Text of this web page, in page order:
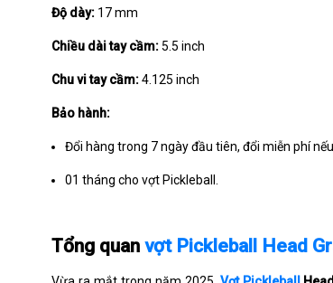
Độ dày: 17 mm
Chiều dài tay cầm:5.5 inch
Chu vi tay cầm:4.125 inch
Bảo hành:
Đổi hàng trong 7 ngày đầu tiên, đổi miễn phí
01 tháng cho vợt Pickleball.
Tổng quan vợt Pickleball Head